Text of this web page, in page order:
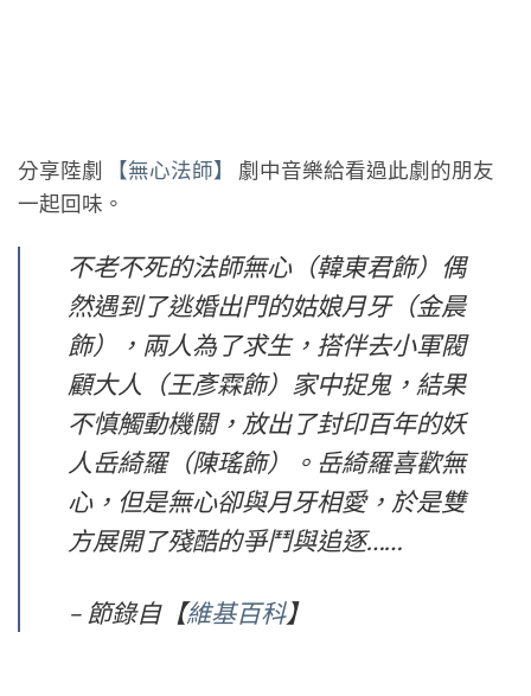
分享陸劇 【無心法師】
劇中音樂給看過此劇的朋友
一起回味。
不老不死的法師無心（韓東君飾）偶
然遇到了逃婚出門的姑娘月牙（金晨
飾），兩人為了求生，搭伴去小軍閥
顧大人（王彥霖飾）家中捉鬼，結果
不慎觸動機關，放出了封印百年的妖
人岳綺羅（陳瑤飾）。岳綺羅喜歡無
心，但是無心卻與月牙相愛，於是雙
方展開了殘酷的爭鬥與追逐……
– 節錄自【維基百科】